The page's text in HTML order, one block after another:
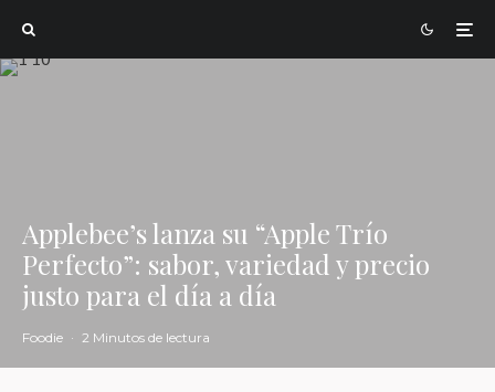
Applebee’s lanza su “Apple Trío
Perfecto”: sabor, variedad y precio
justo para el día a día
Foodie · 2 Minutos de lectura